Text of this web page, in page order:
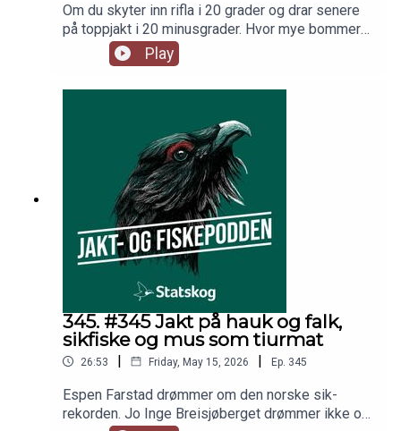
Om du skyter inn rifla i 20 grader og drar senere
på toppjakt i 20 minusgrader. Hvor mye bommer
du da? Jo Inge Breisjøberget byr på
våpenkunnskap i ukens episode, Espen Farstad
byr på fisketuranbefaling og Trond Gunnar
Play
345. #345 Jakt på hauk og falk,
sikfiske og mus som tiurmat
26:53 | Friday, May 15, 2026 | Ep. 345
Espen Farstad drømmer om den norske sik-
rekorden. Jo Inge Breisjøberget drømmer ikke om